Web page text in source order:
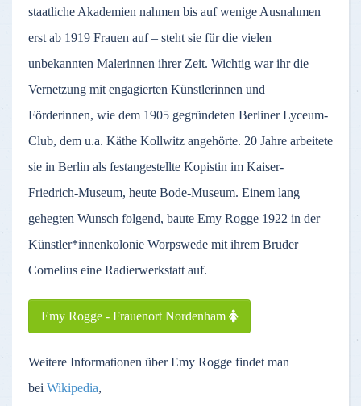
staatliche Akademien nahmen bis auf wenige Ausnahmen
erst ab 1919 Frauen auf – steht sie für die vielen
unbekannten Malerinnen ihrer Zeit. Wichtig war ihr die
Vernetzung mit engagierten Künstlerinnen und
Förderinnen, wie dem 1905 gegründeten Berliner Lyceum-
Club, dem u.a. Käthe Kollwitz angehörte. 20 Jahre arbeitete
sie in Berlin als festangestellte Kopistin im Kaiser-
Friedrich-Museum, heute Bode-Museum. Einem lang
gehegten Wunsch folgend, baute Emy Rogge 1922 in der
Künstler*innenkolonie Worpswede mit ihrem Bruder
Cornelius eine Radierwerkstatt auf.
Emy Rogge - Frauenort Nordenham
Weitere Informationen über Emy Rogge findet man
bei Wikipedia,